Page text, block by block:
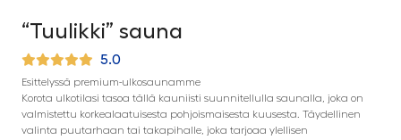
“Tuulikki” sauna
5.0
Esittelyssä premium-ulkosaunamme
Korota ulkotilasi tasoa tällä kauniisti suunnitellulla saunalla, joka on
valmistettu korkealaatuisesta pohjoismaisesta kuusesta. Täydellinen
valinta puutarhaan tai takapihalle, joka tarjoaa ylellisen